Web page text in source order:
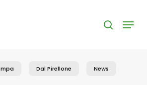
search
Menu
Dal Pirellone News